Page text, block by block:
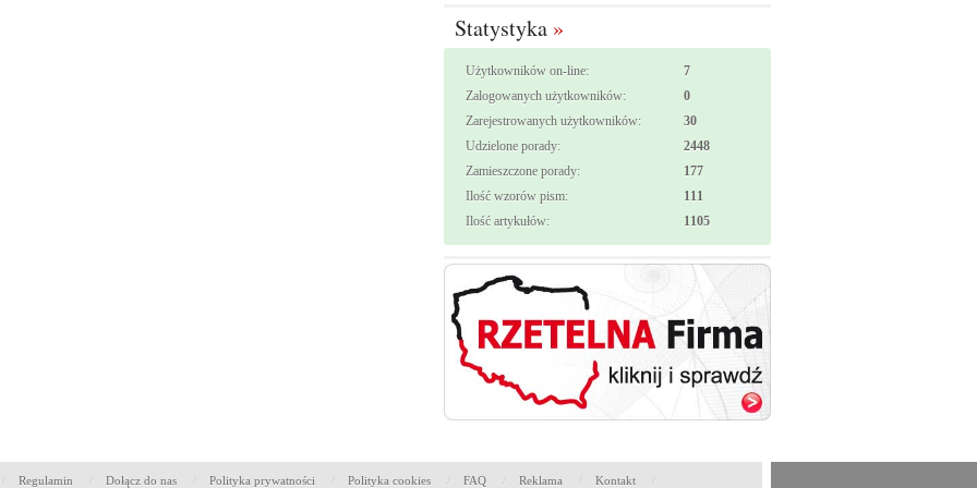
Statystyka »
Użytkowników on-line:
7
Zalogowanych użytkowników:
0
Zarejestrowanych użytkowników:
30
Udzielone porady:
2448
Zamieszczone porady:
177
Ilość wzorów pism:
111
Ilość artykułów:
1105
Regulamin / Dołącz do nas / Polityka prywatności / Polityka cookies / FAQ / Reklama / Kontakt /